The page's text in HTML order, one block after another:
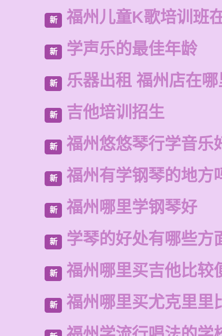
新 福州儿童K歌培训班
新 学声乐的最佳年龄
新 乐器出租 福州店在
新 吉他培训招生
新 福州悠悠琴行学音乐
新 福州有学钢琴的地方
新 福州哪里学钢琴好
新 学琴的好处有哪些方
新 福州哪里买吉他比较
新 福州哪里买尤克里里